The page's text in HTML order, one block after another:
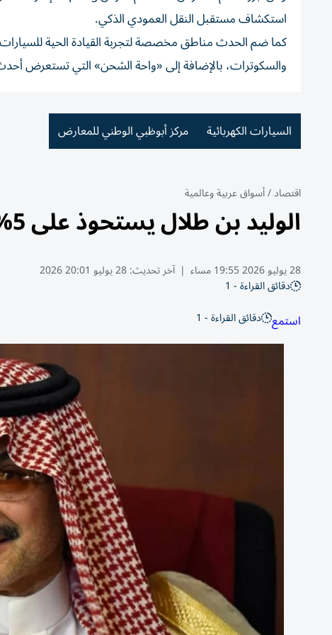
استكشاف مستقبل النقل العمودي الذكي.
كما ضم الحدث مناطق مخصصة لتجربة القيادة الحية للسيارات
والسكوترات، بالإضافة إلى «واحة الشحن» التي تستعرض أحدث
السيارات الكهربائية مركز أبوظبي الوطني للمعارض
اقتصاد/أسواق عربية وعالمية
الوليد بن طلال يستحوذ على 5% من «لوسيد»
28 يوليو 2026 19:55 مساء | آخر تحديث:28 يوليو 20:01 2026
دقائق القراءة - 1
استمع دقائق القراءة - 1